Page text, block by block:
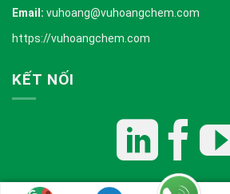
Email: vuhoang@vuhoangchem.com
https://vuhoangchem.com
KẾT NỐI